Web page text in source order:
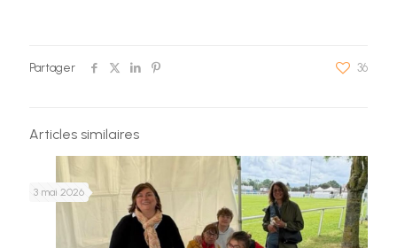
Partager 36
Articles similaires
3 mai 2026